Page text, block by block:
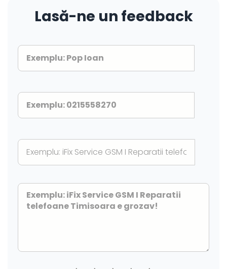
Lasă-ne un feedback